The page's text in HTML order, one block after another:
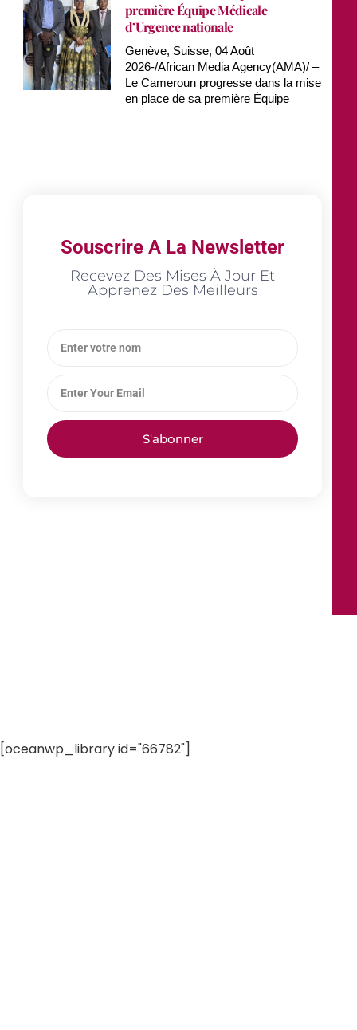
première Équipe Médicale
d’Urgence nationale
Genève, Suisse, 04 Août
2026-/African Media Agency(AMA)/ –
Le Cameroun progresse dans la mise
en place de sa première Équipe
Souscrire A La Newsletter
Recevez Des Mises À Jour Et
Apprenez Des Meilleurs
S'abonner
[oceanwp_library id="66782"]